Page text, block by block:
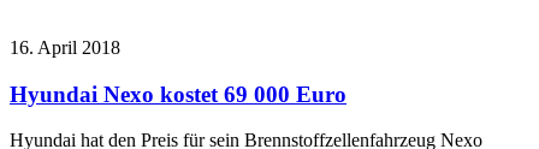
16. April 2018
Hyundai Nexo kostet 69 000 Euro
Hyundai hat den Preis für sein Brennstoffzellenfahrzeug Nexo